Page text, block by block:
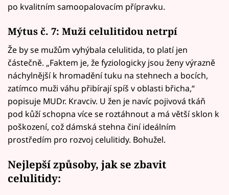
po kvalitním samoopalovacím přípravku.
Mýtus č. 7: Muži celulitidou netrpí
Že by se mužům vyhýbala celulitida, to platí jen
částečně. „Faktem je, že fyziologicky jsou ženy výrazně
náchylnější k hromadění tuku na stehnech a bocích,
zatímco muži váhu přibírají spíš v oblasti břicha,“
popisuje MUDr. Kravciv. U žen je navíc pojivová tkáň
pod kůží schopna více se roztáhnout a má větší sklon k
poškození, což dámská stehna činí ideálním
prostředím pro rozvoj celulitidy. Bohužel.
Nejlepší způsoby, jak se zbavit
celulitidy: